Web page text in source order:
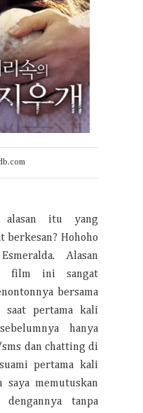
alasan itu yang
berkesan? Hohoho
Alasan
film ini sangat
bersama
pertama kali
hanya
dan chatting di
pertama kali
saya memutuskan
tanpa